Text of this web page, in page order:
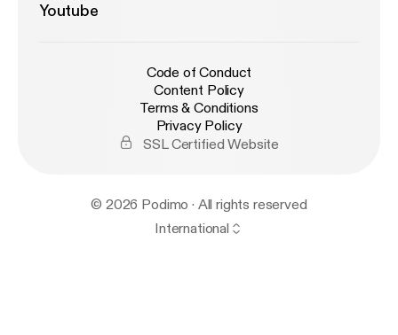
Youtube
Code of Conduct
Content Policy
Terms & Conditions
Privacy Policy
SSL Certified Website
© 2026 Podimo · All rights reserved
International